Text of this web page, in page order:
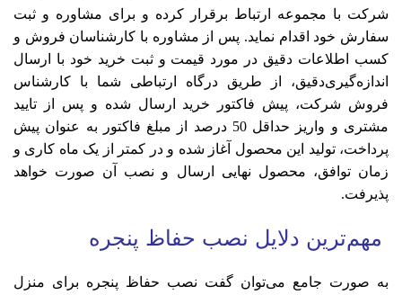
شرکت با مجموعه ارتباط برقرار کرده و برای مشاوره و ثبت
سفارش خود اقدام نماید. پس از مشاوره با کارشناسان فروش و
کسب اطلاعات دقیق در مورد قیمت و ثبت خرید خود با ارسال
اندازه‌گیری‌دقیق، از طریق درگاه ارتباطی شما با کارشناس
فروش شرکت، پیش فاکتور خرید ارسال شده و پس از تایید
مشتری و واریز حداقل 50 درصد از مبلغ فاکتور به عنوان پیش
پرداخت، تولید این محصول آغاز شده و در کمتر از یک ماه کاری و
زمان توافق، محصول نهایی ارسال و نصب آن صورت خواهد
پذیرفت.
مهم‌ترین دلایل نصب حفاظ پنجره
به صورت جامع می‌توان گفت نصب حفاظ پنجره برای منزل